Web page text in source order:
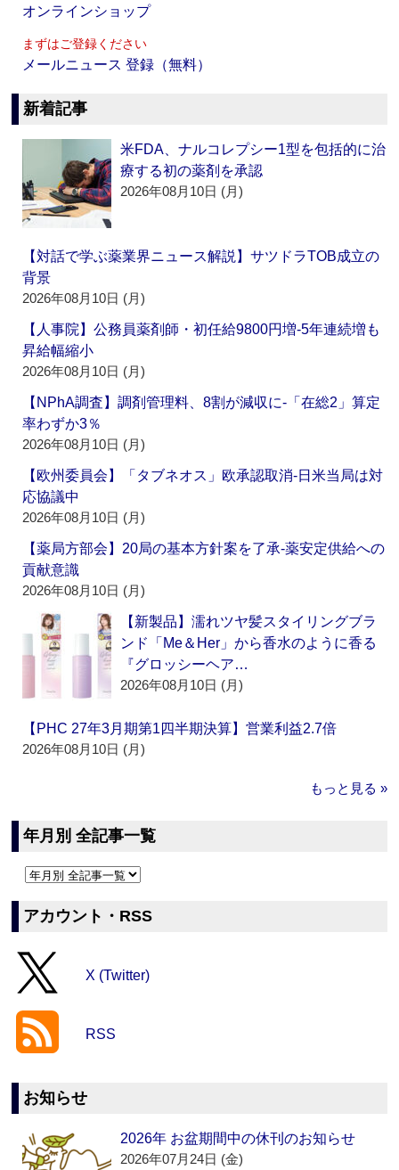
オンラインショップ
まずはご登録ください
メールニュース 登録（無料）
新着記事
米FDA、ナルコレプシー1型を包括的に治
療する初の薬剤を承認
2026年08月10日 (月)
【対話で学ぶ薬業界ニュース解説】サツドラTOB成立の
背景
2026年08月10日 (月)
【人事院】公務員薬剤師・初任給9800円増‐5年連続増も
昇給幅縮小
2026年08月10日 (月)
【NPhA調査】調剤管理料、8割が減収に‐「在総2」算定
率わずか3％
2026年08月10日 (月)
【欧州委員会】「タブネオス」欧承認取消‐日米当局は対
応協議中
2026年08月10日 (月)
【薬局方部会】20局の基本方針案を了承‐薬安定供給への
貢献意識
2026年08月10日 (月)
【新製品】濡れツヤ髪スタイリングブラ
ンド「Me＆Her」から香水のように香る
『グロッシーヘア…
2026年08月10日 (月)
【PHC 27年3月期第1四半期決算】営業利益2.7倍
2026年08月10日 (月)
もっと見る »
年月別 全記事一覧
アカウント・RSS
X (Twitter)
RSS
お知らせ
2026年 お盆期間中の休刊のお知らせ
2026年07月24日 (金)